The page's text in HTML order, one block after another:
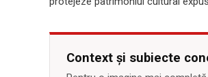
Context și subiecte